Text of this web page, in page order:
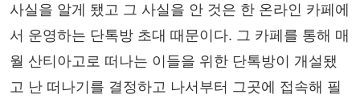
사실을 알게 됐고 그 사실을 안 것은 한 온라인 카페에
서 운영하는 단톡방 초대 때문이다. 그 카페를 통해 매
월 산티아고로 떠나는 이들을 위한 단톡방이 개설됐
고 난 떠나기를 결정하고 나서부터 그곳에 접속해 필